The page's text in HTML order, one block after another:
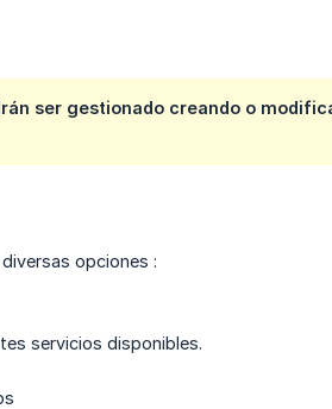
ser gestionado creando o
opciones :
servicios disponibles.